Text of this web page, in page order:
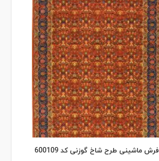
فرش ماشینی طرح شاخ گوزنی کد 600109